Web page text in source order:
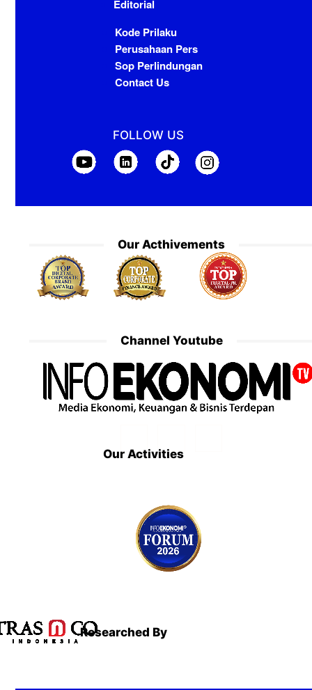
Editorial
Kode Prilaku
Perusahaan Pers
Sop Perlindungan
Contact Us
FOLLOW US
Our Acthivements
Channel Youtube
Our Activities
Researched By